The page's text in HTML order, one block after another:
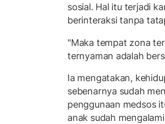
sosial. Hal itu terjadi
berinteraksi tanpa
"Maka tempat zona
ternyaman adalah
Ia mengatakan,
sebenarnya sudah
penggunaan medsos
anak sudah